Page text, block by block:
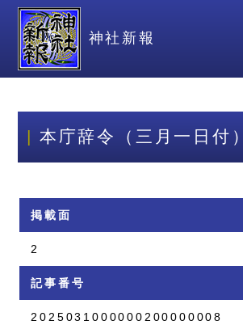
神社新報
本庁辞令（三月一日付）
掲載面
2
記事番号
2025031000000200000008